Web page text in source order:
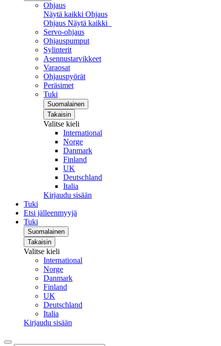
Ohjaus
Näytä kaikki Ohjaus
Ohjaus Näytä kaikki
Servo-ohjaus
Ohjauspumput
Sylinterit
Asennustarvikkeet
Varaosat
Ohjauspyörät
Peräsimet
Tuki
Suomalainen
Takaisin
Valitse kieli
International
Norge
Danmark
Finland
UK
Deutschland
Italia
Kirjaudu sisään
Tuki
Etsi jälleenmyyjä
Tuki
Suomalainen
Takaisin
Valitse kieli
International
Norge
Danmark
Finland
UK
Deutschland
Italia
Kirjaudu sisään